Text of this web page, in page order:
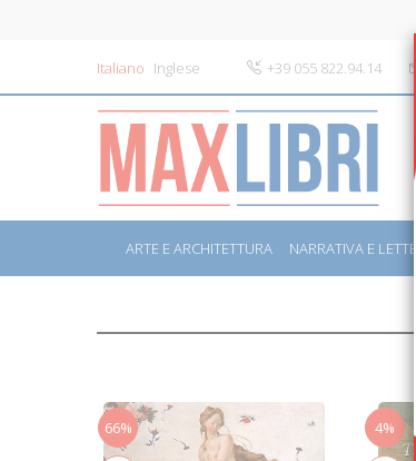
Italiano Inglese +39 055 822.94.14
ARTE E ARCHITETTURA NARRATIVA E
66% 4%